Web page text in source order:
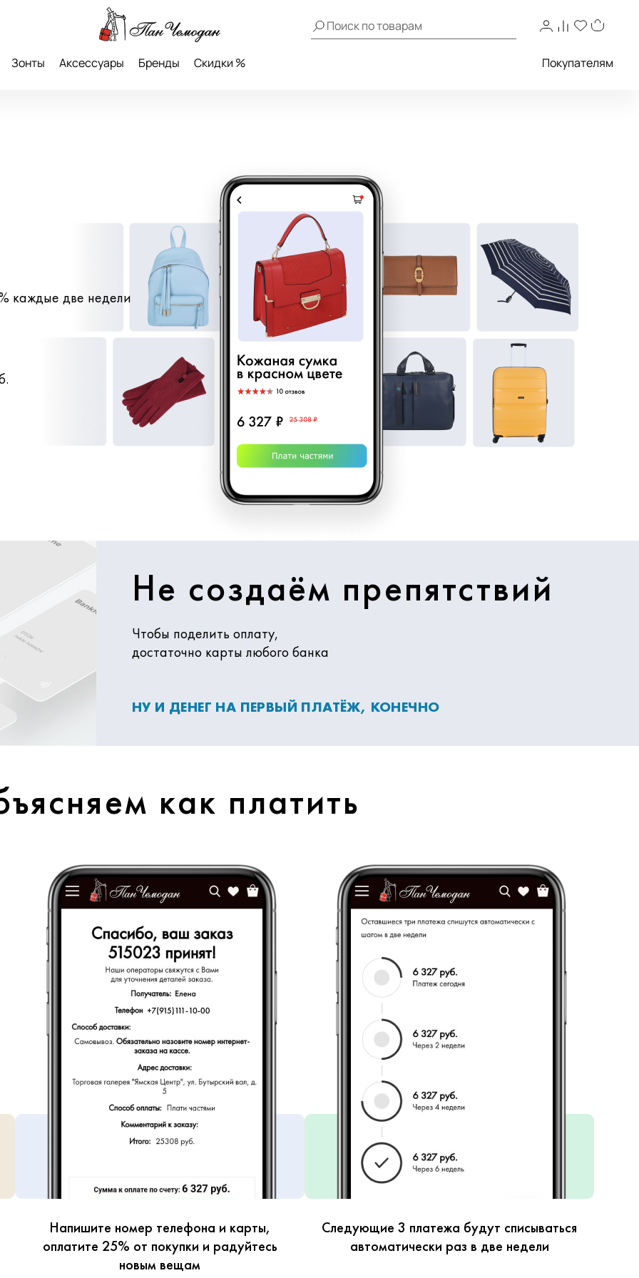
Зонты Аксессуары Бренды Скидки % Покупателям
каждые две недели
Не создаём препятствий
Чтобы поделить оплату,
достаточно карты любого банка
НУ И ДЕНЕГ НА ПЕРВЫЙ ПЛАТЁЖ, КОНЕЧНО
как платить
Напишите номер телефона и карты,
оплатите 25% от покупки и радуйтесь
новым вещам
Следующие 3 платежа будут списываться
автоматически раз в две недели